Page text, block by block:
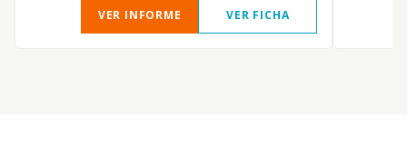
VER INFORME VER FICHA